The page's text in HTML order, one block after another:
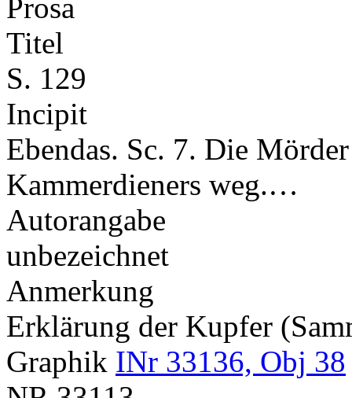
Prosa
Titel
S. 129
Incipit
Ebendas. Sc. 7. Die
Kammerdieners weg.…
Autorangabe
unbezeichnet
Anmerkung
Erklärung der Kupfer
Graphik INr 33136, Obj 38